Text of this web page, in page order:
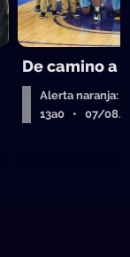
De camino a
Alerta naranja:
13a0 • 07/08/